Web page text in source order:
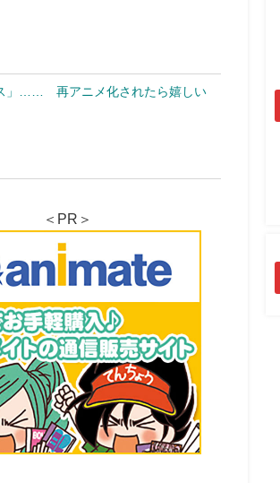
」…… 再アニメ化されたら嬉しい
＜PR＞